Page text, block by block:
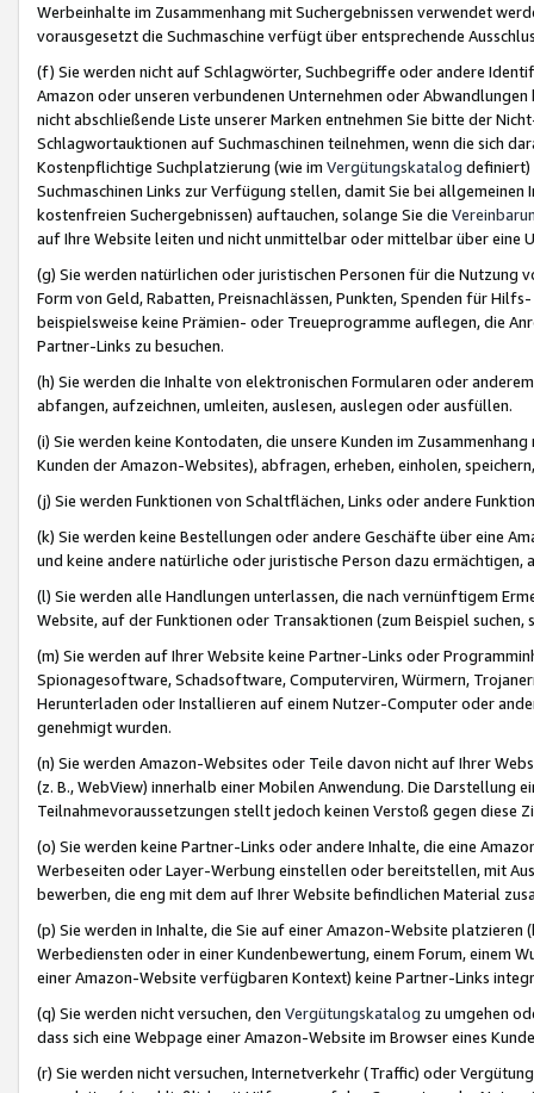
Werbeinhalte im Zusammenhang mit Suchergebnissen verwendet
vorausgesetzt die Suchmaschine verfügt über entsprechende
(f) Sie werden nicht auf Schlagwörter, Suchbegriffe oder andere
Amazon oder unseren verbundenen Unternehmen oder
nicht abschließende Liste unserer Marken entnehmen Sie bitte der
Schlagwortauktionen auf Suchmaschinen teilnehmen, wenn die sich
Kostenpflichtige Suchplatzierung (wie im Vergütungskatalog definiert)
Suchmaschinen Links zur Verfügung stellen, damit Sie bei
kostenfreien Suchergebnissen) auftauchen, solange Sie die
auf Ihre Website leiten und nicht unmittelbar oder mittelbar über eine
(g) Sie werden natürlichen oder juristischen Personen für die Nutzung
Form von Geld, Rabatten, Preisnachlässen, Punkten, Spenden für
beispielsweise keine Prämien- oder Treueprogramme auflegen, die
Partner-Links zu besuchen.
(h) Sie werden die Inhalte von elektronischen Formularen oder
abfangen, aufzeichnen, umleiten, auslesen, auslegen oder ausfüllen.
(i) Sie werden keine Kontodaten, die unsere Kunden im
Kunden der Amazon-Websites), abfragen, erheben, einholen,
(j) Sie werden Funktionen von Schaltflächen, Links oder andere
(k) Sie werden keine Bestellungen oder andere Geschäfte über eine
und keine andere natürliche oder juristische Person dazu
(l) Sie werden alle Handlungen unterlassen, die nach vernünftigem
Website, auf der Funktionen oder Transaktionen (zum Beispiel
(m) Sie werden auf Ihrer Website keine Partner-Links oder
Spionagesoftware, Schadsoftware, Computerviren, Würmern,
Herunterladen oder Installieren auf einem Nutzer-Computer oder
genehmigt wurden.
(n) Sie werden Amazon-Websites oder Teile davon nicht auf Ihrer
(z. B., WebView) innerhalb einer Mobilen Anwendung. Die Darstellung
Teilnahmevoraussetzungen stellt jedoch keinen Verstoß gegen diese
(o) Sie werden keine Partner-Links oder andere Inhalte, die eine
Werbeseiten oder Layer-Werbung einstellen oder bereitstellen, mit
bewerben, die eng mit dem auf Ihrer Website befindlichen Material
(p) Sie werden in Inhalte, die Sie auf einer Amazon-Website
Werbediensten oder in einer Kundenbewertung, einem Forum, einem
einer Amazon-Website verfügbaren Kontext) keine Partner-Links
(q) Sie werden nicht versuchen, den Vergütungskatalog zu umgehen
dass sich eine Webpage einer Amazon-Website im Browser eines
(r) Sie werden nicht versuchen, Internetverkehr (Traffic) oder